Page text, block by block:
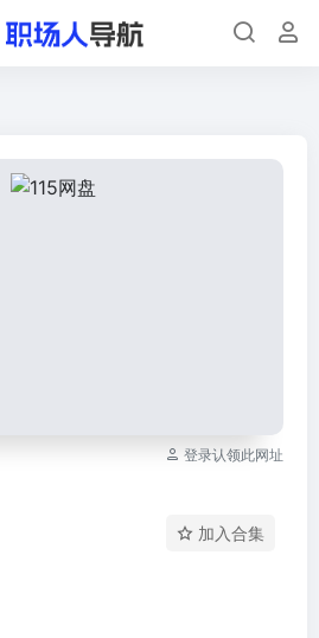
登录认领此网址
加入合集